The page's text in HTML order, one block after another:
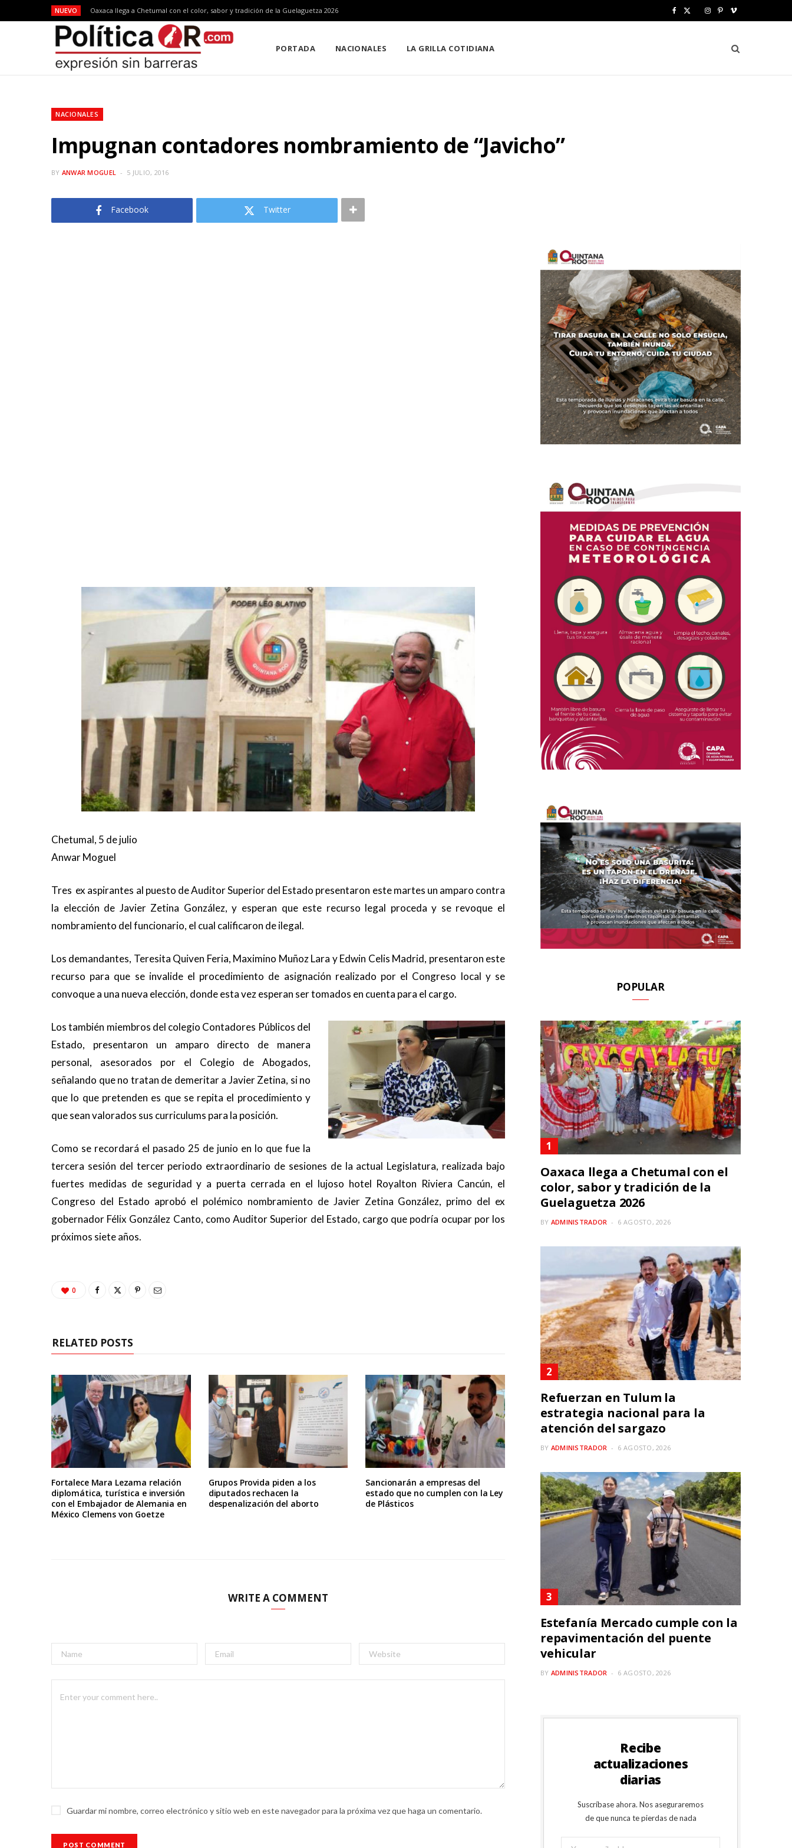
NUEVO Oaxaca llega a Chetumal con el color, sabor y tradición de la Guelaguetza 2026
e w
I
t
P
t
V
m
e
PORTADA NACIONALES LA GRILLA COTIDIANA
NACIONALES
Impugnan contadores nombramiento de “Javicho”
BY ANWAR MOGUEL 5 JULIO, 2016
Facebook Twitter
Chetumal, 5 de julio
Anwar Moguel
Tres ex aspirantes al puesto de Auditor Superior del Estado presentaron este martes un amparo contra
la elección de Javier Zetina González, y esperan que este recurso legal proceda y se revoque el
nombramiento del funcionario, el cual calificaron de ilegal.
Los demandantes, Teresita Quiven Feria, Maximino Muñoz Lara y Edwin Celis Madrid, presentaron este
recurso para que se invalide el procedimiento de asignación realizado por el Congreso local y se
convoque a una nueva elección, donde esta vez esperan ser tomados en cuenta para el cargo.
Los también miembros del colegio Contadores Públicos del
Estado, presentaron un amparo directo de manera
personal, asesorados por el Colegio de Abogados,
señalando que no tratan de demeritar a Javier Zetina, si no
que lo que pretenden es que se repita el procedimiento y
que sean valorados sus curriculums para la posición.
Como se recordará el pasado 25 de junio en lo que fue la
tercera sesión del tercer periodo extraordinario de sesiones de la actual Legislatura, realizada bajo
fuertes medidas de seguridad y a puerta cerrada en el lujoso hotel Royalton Riviera Cancún, el
Congreso del Estado aprobó el polémico nombramiento de Javier Zetina González, primo del ex
gobernador Félix González Canto, como Auditor Superior del Estado, cargo que podría ocupar por los
próximos siete años.
0
RELATED POSTS
Fortalece Mara Lezama relación
diplomática, turística e inversión
con el Embajador de Alemania en
México Clemens von Goetze
Grupos Provida piden a los
diputados rechacen la
despenalización del aborto
Sancionarán a empresas del
estado que no cumplen con la Ley
de Plásticos
WRITE A COMMENT
Guardar mi nombre, correo electrónico y sitio web en este navegador para la próxima vez que haga un comentario.
POPULAR
Oaxaca llega a Chetumal con el
color, sabor y tradición de la
Guelaguetza 2026
BY ADMINISTRADOR 6 AGOSTO, 2026
Refuerzan en Tulum la
estrategia nacional para la
atención del sargazo
BY ADMINISTRADOR 6 AGOSTO, 2026
Estefanía Mercado cumple con la
repavimentación del puente
vehicular
BY ADMINISTRADOR 6 AGOSTO, 2026
Recibe
actualizaciones
diarias
Suscríbase ahora. Nos aseguraremos
de que nunca te pierdas de nada